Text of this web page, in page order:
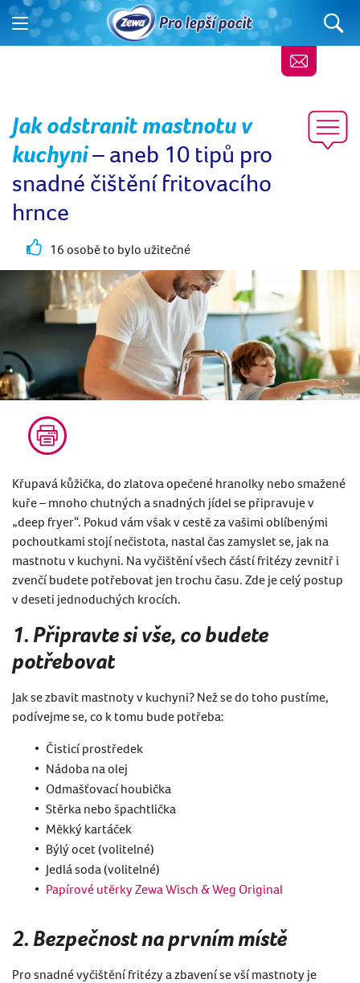
Jak odstranit mastnotu v
kuchyni– aneb 10 tipů pro
snadné čištění fritovacího
hrnce
16 osobě to bylo užitečné
Křupavá kůžička, do zlatova opečené hranolky nebo smažené
kuře – mnoho chutných a snadných jídel se připravuje v
„deep fryer“. Pokud vám však v cestě za vašimi oblíbenými
pochoutkami stojí nečistota, nastal čas zamyslet se, jak na
mastnotu v kuchyni. Na vyčištění všech částí fritézy zevnitř i
zvenčí budete potřebovat jen trochu času. Zde je celý postup
v deseti jednoduchých krocích.
1. Připravte si vše, co budete
potřebovat
Jak se zbavit mastnoty v kuchyni? Než se do toho pustíme,
podívejme se, co k tomu bude potřeba:
Čisticí prostředek
Nádoba na olej
Odmašťovací houbička
Stěrka nebo špachtlička
Měkký kartáček
Býlý ocet (volitelné)
Jedlá soda (volitelné)
Papírové utěrky Zewa Wisch & Weg Original
2. Bezpečnost na prvním místě
Pro snadné vyčištění fritézy a zbavení se vší mastnoty je